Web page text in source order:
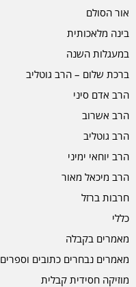
אור הסולם
בינה מלאכותית
במעגלות השנה
ברכת שלום – הרב גוטליב
הרב אדם סיני
הרב אשרוב
הרב גוטליב
הרב יוחאי ימיני
הרב מיכאל מאור
חרבות ברזל
כללי
מאמרים בקבלה
מאמרים נבחרים כתובים וספרים
מוזיקה חסידית קבלית